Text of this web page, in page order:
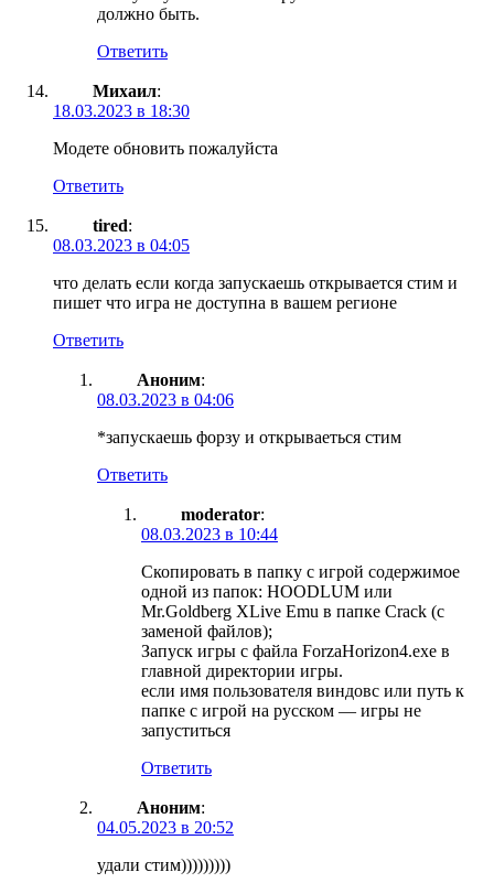
должно быть.
Ответить
Михаил:
18.03.2023 в 18:30
Модете обновить пожалуйста
Ответить
tired:
08.03.2023 в 04:05
что делать если когда запускаешь открывается стим и
пишет что игра не доступна в вашем регионе
Ответить
Аноним:
08.03.2023 в 04:06
*запускаешь форзу и открываеться стим
Ответить
moderator:
08.03.2023 в 10:44
Скопировать в папку с игрой содержимое
одной из папок: HOODLUM или
Mr.Goldberg XLive Emu в папке Crack (с
заменой файлов);
Запуск игры с файла ForzaHorizon4.exe в
главной директории игры.
если имя пользователя виндовс или путь к
папке с игрой на русском — игры не
запуститься
Ответить
Аноним:
04.05.2023 в 20:52
удали стим)))))))))